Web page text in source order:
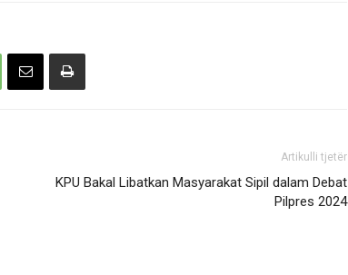
Artikulli tjetër
KPU Bakal Libatkan Masyarakat Sipil dalam Debat
Pilpres 2024